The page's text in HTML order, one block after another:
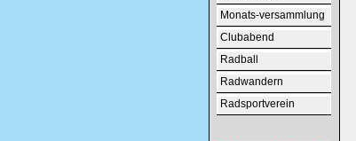
Monats-versammlung
Clubabend
Radball
Radwandern
Radsportverein